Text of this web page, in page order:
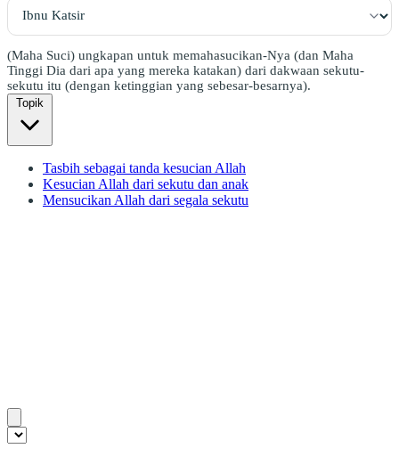
(Maha Suci) ungkapan untuk memahasucikan-Nya (dan Maha
Tinggi Dia dari apa yang mereka katakan) dari dakwaan sekutu-
sekutu itu (dengan ketinggian yang sebesar-besarnya).
Topik
Tasbih sebagai tanda kesucian Allah
Kesucian Allah dari sekutu dan anak
Mensucikan Allah dari segala sekutu